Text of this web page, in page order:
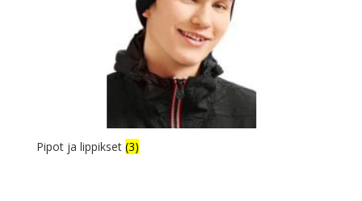
Pipot ja lippikset (3)